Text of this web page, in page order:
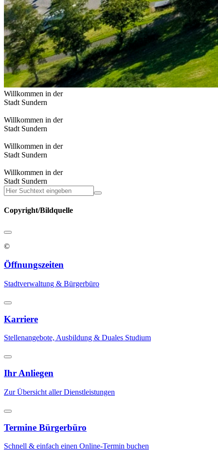
Willkommen in der
Stadt Sundern
Willkommen in der
Stadt Sundern
Willkommen in der
Stadt Sundern
Willkommen in der
Stadt Sundern
Copyright/Bildquelle
©
Öffnungszeiten
Stadtverwaltung & Bürgerbüro
Karriere
Stellenangebote, Ausbildung & Duales Studium
Ihr Anliegen
Zur Übersicht aller Dienstleistungen
Termine Bürgerbüro
Schnell & einfach einen Online-Termin buchen